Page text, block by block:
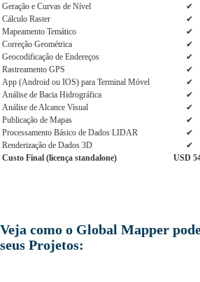
Geração e Curvas de Nível
✔
Cálculo Raster
✔
Mapeamento Temático
✔
Correção Geométrica
✔
Geocodificação de Endereços
✔
Rastreamento GPS
✔
App (Android ou IOS) para Terminal Móvel
✔
Análise de Bacia Hidrográfica
✔
Análise de Alcance Visual
✔
Publicação de Mapas
✔
Processamento Básico de Dados LIDAR
✔
Renderização de Dados 3D
✔
Custo Final (licença standalone)
USD
Veja como o Global Mapper
seus Projetos: